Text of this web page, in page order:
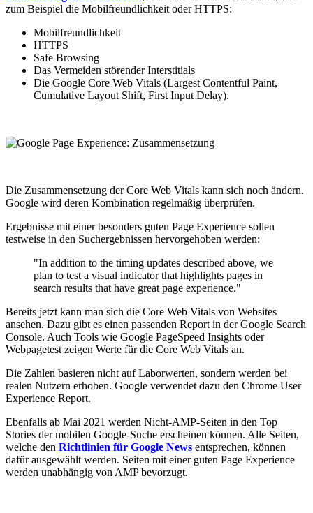
zum Beispiel die Mobilfreundlichkeit oder HTTPS:
Mobilfreundlichkeit
HTTPS
Safe Browsing
Das Vermeiden störender Interstitials
Die Google Core Web Vitals (Largest Contentful Paint,
Cumulative Layout Shift, First Input Delay).
Die Zusammensetzung der Core Web Vitals kann sich noch ändern.
Google wird deren Kombination regelmäßig überprüfen.
Ergebnisse mit einer besonders guten Page Experience sollen
testweise in den Suchergebnissen hervorgehoben werden:
"In addition to the timing updates described above, we
plan to test a visual indicator that highlights pages in
search results that have great page experience."
Bereits jetzt kann man sich die Core Web Vitals von Websites
ansehen. Dazu gibt es einen passenden Report in der Google Search
Console. Auch Tools wie Google PageSpeed Insights oder
Webpagetest zeigen Werte für die Core Web Vitals an.
Die Zahlen basieren nicht auf Laborwerten, sondern werden bei
realen Nutzern erhoben. Google verwendet dazu den Chrome User
Experience Report.
Ebenfalls ab Mai 2021 werden Nicht-AMP-Seiten in den Top
Stories der mobilen Google-Suche erscheinen können. Alle Seiten,
welche den Richtlinien für Google News entsprechen, können
dafür ausgewählt werden. Seiten mit einer guten Page Experience
werden unabhängig von AMP bevorzugt.